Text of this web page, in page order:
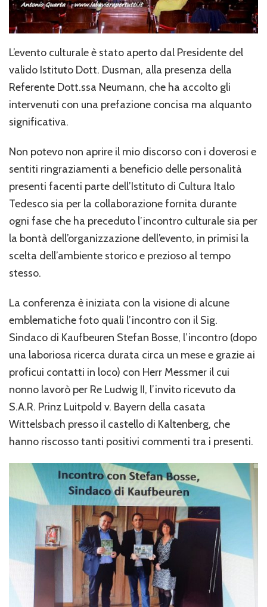
L’evento culturale è stato aperto dal Presidente del
valido Istituto Dott. Dusman, alla presenza della
Referente Dott.ssa Neumann, che ha accolto gli
intervenuti con una prefazione concisa ma alquanto
significativa.
Non potevo non aprire il mio discorso con i doverosi e
sentiti ringraziamenti a beneficio delle personalità
presenti facenti parte dell’Istituto di Cultura Italo
Tedesco sia per la collaborazione fornita durante
ogni fase che ha preceduto l’incontro culturale sia per
la bontà dell’organizzazione dell’evento, in primisi la
scelta dell’ambiente storico e prezioso al tempo
stesso.
La conferenza è iniziata con la visione di alcune
emblematiche foto quali l’incontro con il Sig.
Sindaco di Kaufbeuren Stefan Bosse, l’incontro (dopo
una laboriosa ricerca durata circa un mese e grazie ai
proficui contatti in loco) con Herr Messmer il cui
nonno lavorò per Re Ludwig II, l’invito ricevuto da
S.A.R. Prinz Luitpold v. Bayern della casata
Wittelsbach presso il castello di Kaltenberg, che
hanno riscosso tanti positivi commenti tra i presenti.